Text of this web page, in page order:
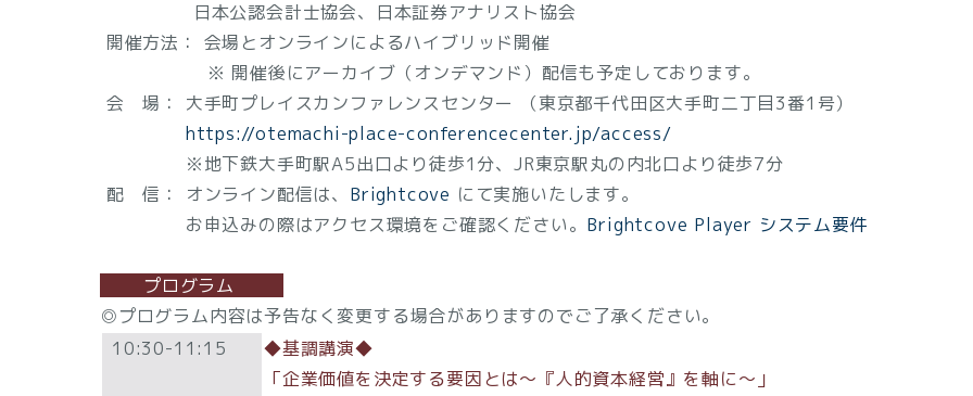
日本公認会計士協会、日本証券アナリスト協会
開催方法： 会場とオンラインによるハイブリッド開催
※ 開催後にアーカイブ（オンデマンド）配信も予定しております。
会 場： 大手町プレイスカンファレンスセンター （東京都千代田区大手町二丁目3番1号）
https://otemachi-place-conferencecenter.jp/access/
※地下鉄大手町駅A5出口より徒歩1分、JR東京駅丸の内北口より徒歩7分
配 信： オンライン配信は、 Brightcove にて実施いたします。
お申込みの際はアクセス環境をご確認ください。 Brightcove Player システム要件
プログラム
◎プログラム内容は予告なく変更する場合がありますのでご了承ください。
10:30-11:15
◆基調講演◆
「企業価値を決定する要因とは～『人的資本経営』を軸に～」